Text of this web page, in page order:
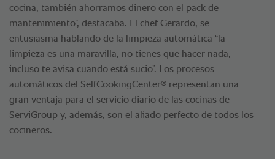
cocina, también ahorramos dinero con el pack de
mantenimiento”, destacaba. El chef Gerardo, se
entusiasma hablando de la limpieza automática “la
limpieza es una maravilla, no tienes que hacer nada,
incluso te avisa cuando está sucio”. Los procesos
automáticos del SelfCookingCenter® representan una
gran ventaja para el servicio diario de las cocinas de
ServiGroup y, además, son el aliado perfecto de todos los
cocineros.